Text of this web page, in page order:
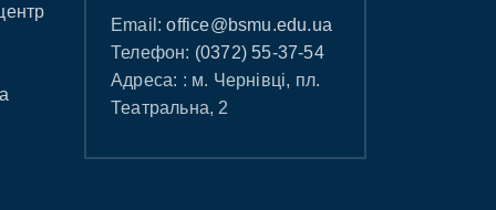
Email:office@bsmu.edu.ua
Телефон: (0372) 55-37-54
Адреса: : м. Чернівці, пл.
Театральна, 2